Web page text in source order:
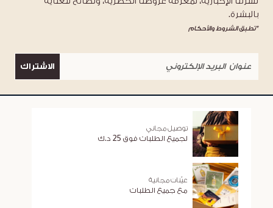
بالبشرة.
*تطبق الشروط والأحكام
الاشتراك
توصيل مجاني
لجميع الطلبات فوق 25 د.ك
عيّنات مجانية
مع جميع الطلبات